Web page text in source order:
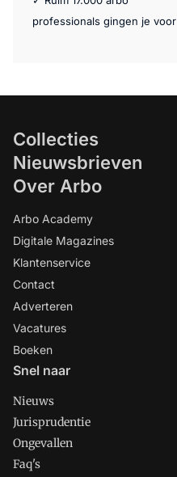
professionals gingen je voor
Collecties
Nieuwsbrieven
Over Arbo
Arbo Academy
Digitale Magazines
Klantenservice
Contact
Adverteren
Vacatures
Boeken
Snel naar
Nieuws
Jurisprudentie
Ongevallen
Faq's